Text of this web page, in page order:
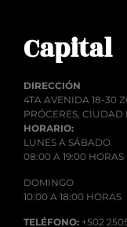
Capital
DIRECCIÓN
4TA AVENIDA 18-30
PRÓCERES, CIUDAD
HORARIO:
LUNES A SÁBADO
08:00 A 19:00 HORAS
DOMINGO
10:00 A 18:00 HORAS
TELÉFONO: +502